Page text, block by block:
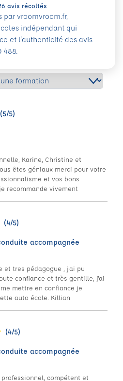
(5/5)
Karine, Christine et
êtes géniaux merci pour votre
et vos bons
recommande vivement
(4/5)
accompagnée
et tres pédagogue , j'ai pu
confiance et très gentille, j'ai
mettre en confiance je
auto école. Killian
(4/5)
accompagnée
compétent et
avis récoltés
par vroomvroom.fr,
indépendant qui
et l'authenticité des avis
488.